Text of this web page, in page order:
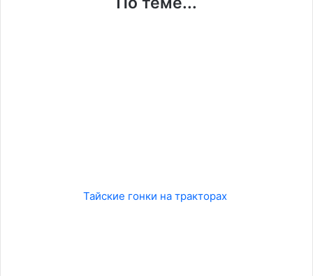
Тайские гонки на тракторах